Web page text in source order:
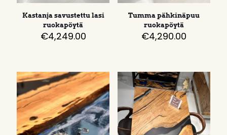
Kastanja savustettu lasi
ruokapöytä
€4,249.00
Tumma pähkinäpuu
ruokapöytä
€4,290.00